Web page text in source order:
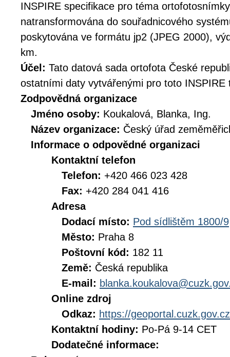
INSPIRE specifikace pro téma
natransformována do souřadnicového
poskytována ve formátu jp2 (JPEG 2000),
km.
Účel: Tato datová sada ortofota České
ostatními daty vytvářenými pro toto INSPIRE
Zodpovědná organizace
Jméno osoby: Koukalová, Blanka, Ing.
Název organizace: Český úřad
Informace o odpovědné organizaci
Kontaktní telefon
Telefon: +420 466 023 428
Fax: +420 284 041 416
Adresa
Dodací místo: Pod sídlištěm 1800/9
Město: Praha 8
Poštovní kód: 182 11
Země: Česká republika
E-mail:
Online zdroj
Odkaz: https://geoportal.cuzk.gov.cz
Kontaktní hodiny: Po-Pá 9-14 CET
Dodatečné informace: